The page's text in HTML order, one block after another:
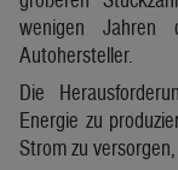
wenigen Jahren
Autohersteller.
Die
Energie zu
Strom zu